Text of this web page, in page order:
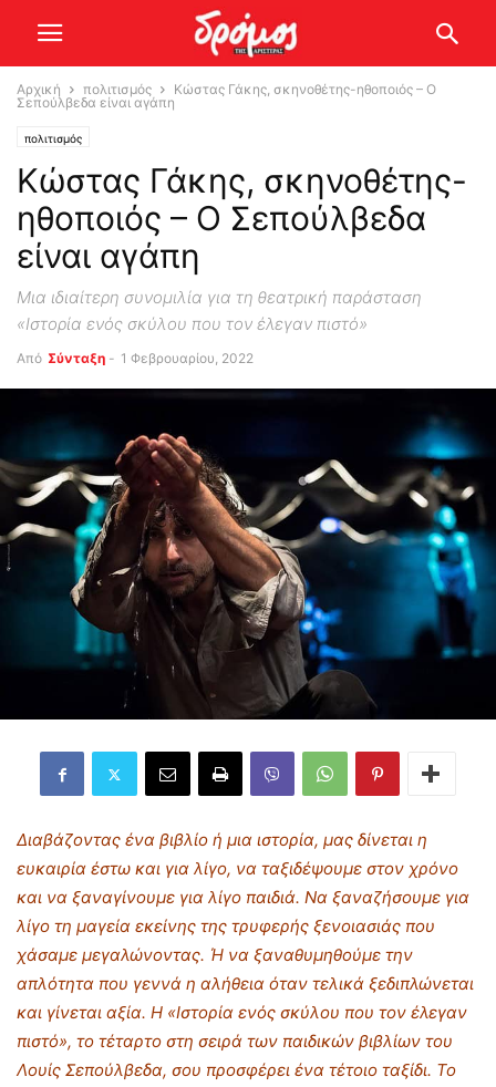
Αρχική πολιτισμός
Κώστας Γάκης, σκηνοθέτης-ηθοποιός – Ο
Σεπούλβεδα είναι αγάπη
πολιτισμός
Κώστας Γάκης, σκηνοθέτης-
ηθοποιός – Ο Σεπούλβεδα
είναι αγάπη
Μια ιδιαίτερη συνομιλία για τη θεατρική παράσταση
«Ιστορία ενός σκύλου που τον έλεγαν πιστό»
Από Σύνταξη - 1 Φεβρουαρίου, 2022
Διαβάζοντας ένα βιβλίο ή μια ιστορία, μας δίνεται η
ευκαιρία έστω και για λίγο, να ταξιδέψουμε στον χρόνο
και να ξαναγίνουμε για λίγο παιδιά. Να ξαναζήσουμε για
λίγο τη μαγεία εκείνης της τρυφερής ξενοιασιάς που
χάσαμε μεγαλώνοντας. Ή να ξαναθυμηθούμε την
απλότητα που γεννά η αλήθεια όταν τελικά ξεδιπλώνεται
και γίνεται αξία. Η «Ιστορία ενός σκύλου που τον έλεγαν
πιστό», το τέταρτο στη σειρά των παιδικών βιβλίων του
Λουίς Σεπούλβεδα, σου προσφέρει ένα τέτοιο ταξίδι. Το